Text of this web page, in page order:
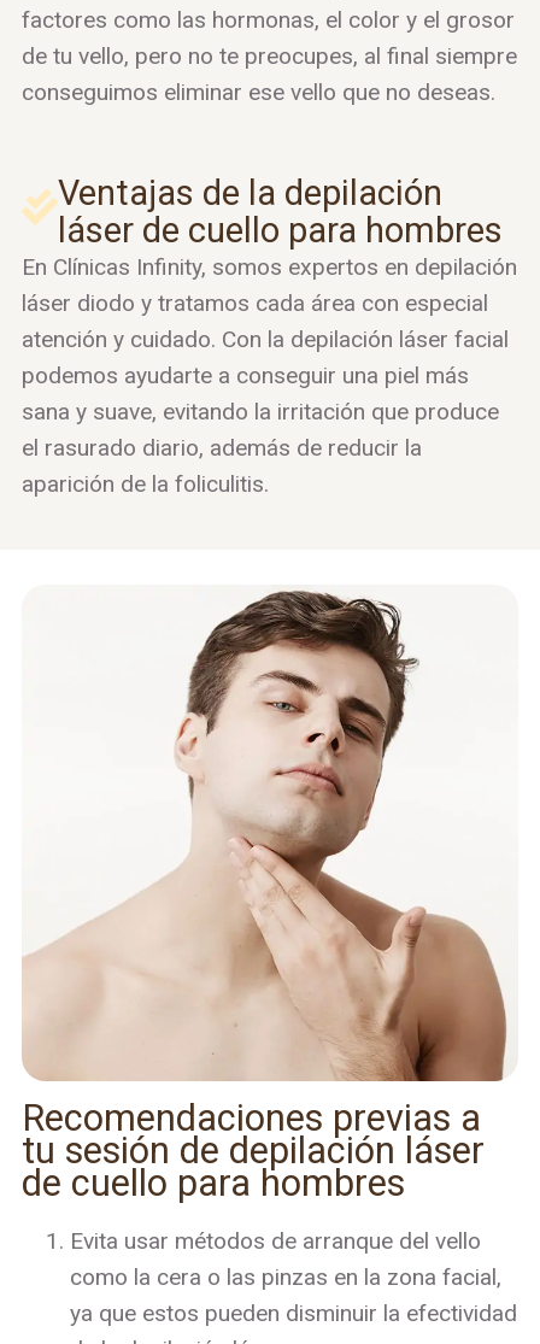
factores como las hormonas, el color y el grosor
de tu vello, pero no te preocupes, al final siempre
conseguimos eliminar ese vello que no deseas.
Ventajas de la depilación
láser de cuello para hombres
En Clínicas Infinity, somos expertos en depilación
láser diodo y tratamos cada área con especial
atención y cuidado. Con la depilación láser facial
podemos ayudarte a conseguir una piel más
sana y suave, evitando la irritación que produce
el rasurado diario, además de reducir la
aparición de la foliculitis.
Recomendaciones previas a
tu sesión de depilación láser
de cuello para hombres
Evita usar métodos de arranque del vello
como la cera o las pinzas en la zona facial,
ya que estos pueden disminuir la efectividad